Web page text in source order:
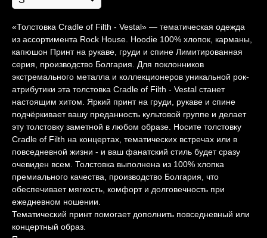
«Толстовка Cradle of Filth - Vestal» — тематическая одежда
из ассортимента Rock House. Hoodie 100% хлопок, карманы,
капюшон Принт на рукаве, груди и спине Лимитированная
серия, производство Болгария. Для поклонников
экстремального металла и коллекционеров уникальной рок-
атрибутики эта толстовка Cradle of Filth - Vestal станет
настоящим хитом. Яркий принт на груди, рукаве и спине
подчёркивает вашу преданность культовой группе и делает
эту толстовку заметной в любом образе. Носите толстовку
Cradle of Filth на концертах, тематических встречах или в
повседневной жизни - и ваш фанатский стиль будет сразу
очевиден всем. Толстовка выполнена из 100% хлопка
премиального качества, производство Болгария, что
обеспечивает мягкость, комфорт и долговечность при
ежедневном ношении.
Тематический принт помогает дополнить повседневный или
концертный образ.